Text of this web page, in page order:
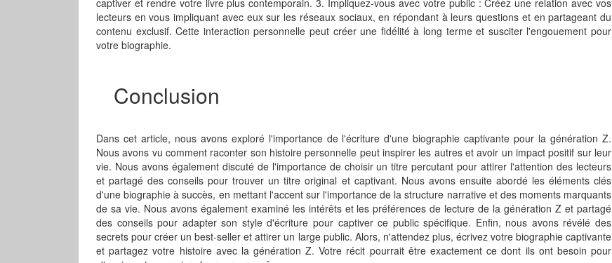
captiver et rendre votre livre plus contemporain. 3. Impliquez-vous avec votre public : Créez une relation avec vos
lecteurs en vous impliquant avec eux sur les réseaux sociaux, en répondant à leurs questions et en partageant du
contenu exclusif. Cette interaction personnelle peut créer une fidélité à long terme et susciter l'engouement pour
votre biographie.
Conclusion
Dans cet article, nous avons exploré l'importance de l'écriture d'une biographie captivante pour la génération Z.
Nous avons vu comment raconter son histoire personnelle peut inspirer les autres et avoir un impact positif sur leur
vie. Nous avons également discuté de l'importance de choisir un titre percutant pour attirer l'attention des lecteurs
et partagé des conseils pour trouver un titre original et captivant. Nous avons ensuite abordé les éléments clés
d'une biographie à succès, en mettant l'accent sur l'importance de la structure narrative et des moments marquants
de sa vie. Nous avons également examiné les intérêts et les préférences de lecture de la génération Z et partagé
des conseils pour adapter son style d'écriture pour captiver ce public spécifique. Enfin, nous avons révélé des
secrets pour créer un best-seller et attirer un large public. Alors, n'attendez plus, écrivez votre biographie captivante
et partagez votre histoire avec la génération Z. Votre récit pourrait être exactement ce dont ils ont besoin pour